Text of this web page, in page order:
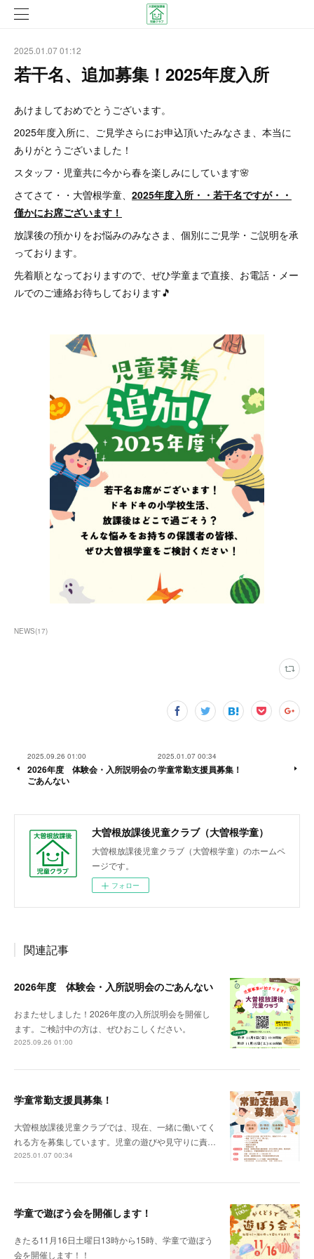
2025.01.07 01:12
若干名、追加募集！2025年度入所
あけましておめでとうございます。
2025年度入所に、ご見学さらにお申込頂いたみなさま、本当に
ありがとうございました！
スタッフ・児童共に今から春を楽しみにしています🌸
さてさて・・大曽根学童、 2025年度入所・・若干名ですが・・
僅かにお席ございます！
放課後の預かりをお悩みのみなさま、個別にご見学・ご説明を承
っております。
先着順となっておりますので、ぜひ学童まで直接、お電話・メー
ルでのご連絡お待ちしております🎵
NEWS(17)
2025.09.26 01:00
2026年度 体験会・入所説明会の
ごあんない
2025.01.07 00:34
学童常勤支援員募集！
大曽根放課後児童クラブ（大曽根学童）
大曽根放課後児童クラブ（大曽根学童）のホームペ
ージです。
フォロー
関連記事
2026年度 体験会・入所説明会のごあんない
おまたせしました！2026年度の入所説明会を開催し
ます。ご検討中の方は、ぜひおこしください。
2025.09.26 01:00
学童常勤支援員募集！
大曽根放課後児童クラブでは、現在、一緒に働いてく
れる方を募集しています。児童の遊びや見守りに責…
2025.01.07 00:34
学童で遊ぼう会を開催します！
きたる11月16日土曜日13時から15時、学童で遊ぼう
会を開催します！！